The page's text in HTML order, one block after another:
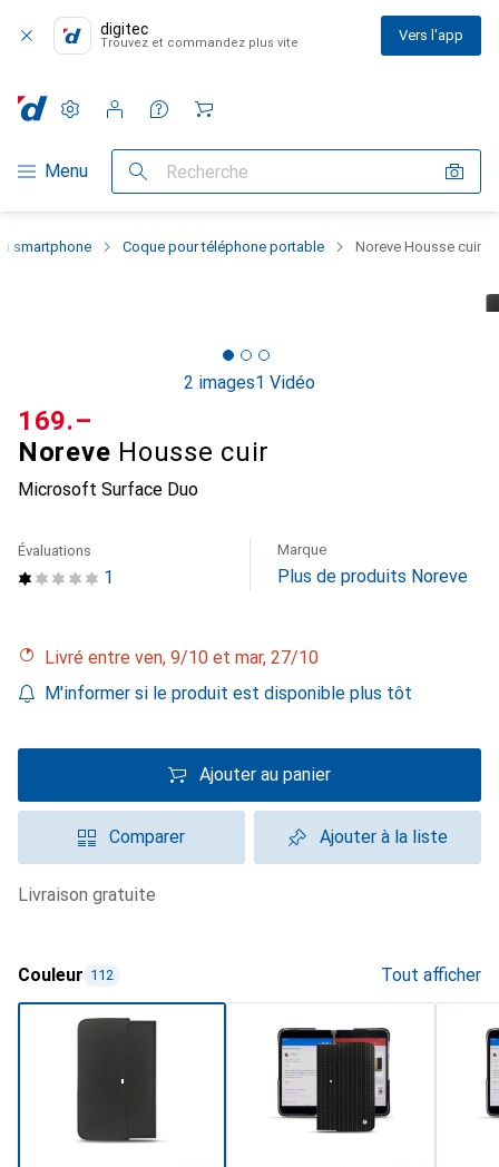
digitec
Trouvez et commandez plus vite Vers l'app
Navigation par catégorie
Menu Recherche
Paramètres
Compte client
Listes de comparaison
Listes d'envies
Panier
smartphone Coque pour téléphone portable Noreve Housse cuir
2 images1 Vidéo
Noreve Housse cuir
Microsoft Surface Duo
CHF
169.–
1
Évaluations Marque
Plus de produits Noreve
Livré entre ven, 9/10 et mar, 27/10
M'informer si le produit est disponible plus tôt
Ajouter au panier
Comparer Ajouter à la liste
livraison gratuite
Couleur 112 Tout afficher